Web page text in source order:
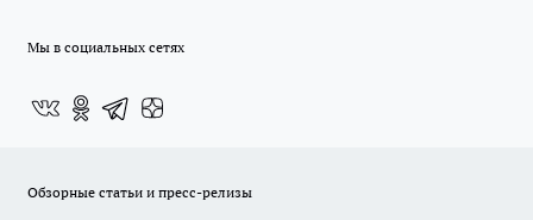
Мы в социальных сетях
Обзорные статьи и пресс-релизы